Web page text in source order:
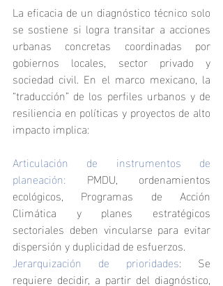
La eficacia de un diagnóstico técnico solo
se sostiene si logra transitar a acciones
urbanas concretas coordinadas por
gobiernos locales, sector privado y
sociedad civil. En el marco mexicano, la
“traducción” de los perfiles urbanos y de
resiliencia en políticas y proyectos de alto
impacto implica:
Articulación de instrumentos de
planeación: PMDU, ordenamientos
ecológicos, Programas de Acción
Climática y planes estratégicos
sectoriales deben vincularse para evitar
dispersión y duplicidad de esfuerzos.
Jerarquización de prioridades: Se
requiere decidir, a partir del diagnóstico,